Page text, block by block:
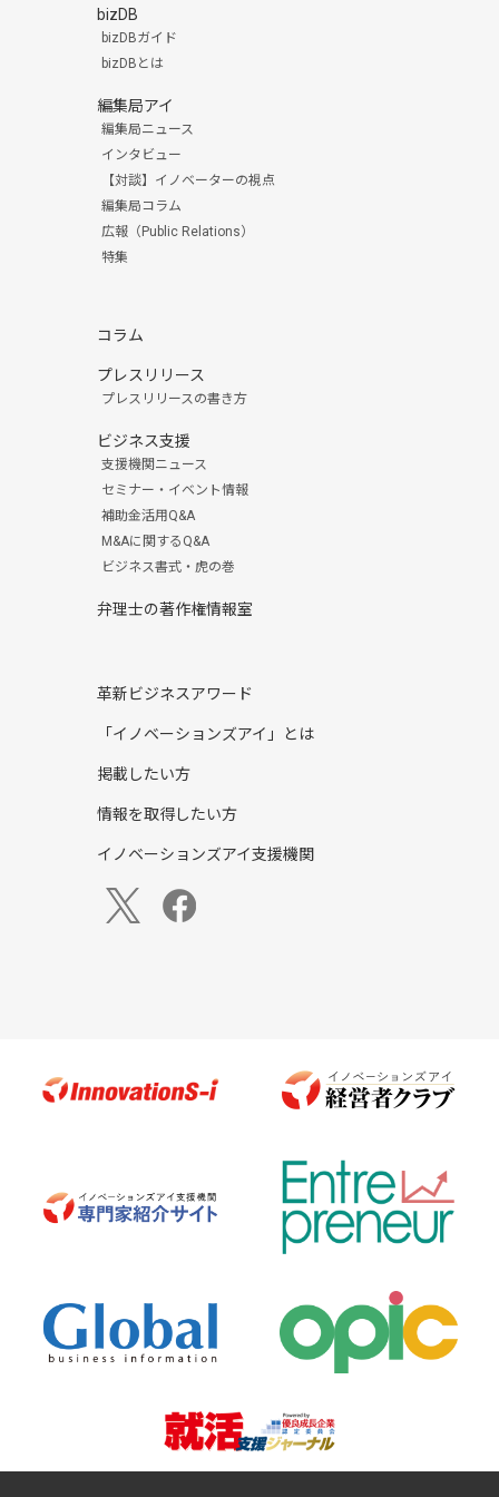
bizDB
bizDBガイド
bizDBとは
編集局アイ
編集局ニュース
インタビュー
【対談】イノベーターの視点
編集局コラム
広報（Public Relations）
特集
コラム
プレスリリース
プレスリリースの書き方
ビジネス支援
支援機関ニュース
セミナー・イベント情報
補助金活用Q&A
M&Aに関するQ&A
ビジネス書式・虎の巻
弁理士の著作権情報室
革新ビジネスアワード
「イノベーションズアイ」とは
掲載したい方
情報を取得したい方
イノベーションズアイ支援機関